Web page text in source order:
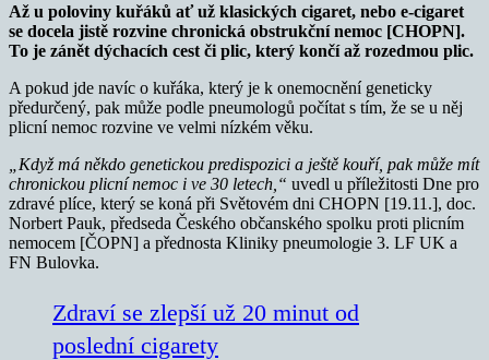
Až u poloviny kuřáků ať už klasických cigaret, nebo e-cigaret
se docela jistě rozvine chronická obstrukční nemoc [CHOPN].
To je zánět dýchacích cest či plic, který končí až rozedmou plic.
A pokud jde navíc o kuřáka, který je k onemocnění geneticky
předurčený, pak může podle pneumologů počítat s tím, že se u něj
plicní nemoc rozvine ve velmi nízkém věku.
„Když má někdo genetickou predispozici a ještě kouří, pak může mít
chronickou plicní nemoc i ve 30 letech,“ uvedl u příležitosti Dne pro
zdravé plíce, který se koná při Světovém dni CHOPN [19.11.], doc.
Norbert Pauk, předseda Českého občanského spolku proti plicním
nemocem [ČOPN] a přednosta Kliniky pneumologie 3. LF UK a
FN Bulovka.
Zdraví se zlepší už 20 minut od
poslední cigarety